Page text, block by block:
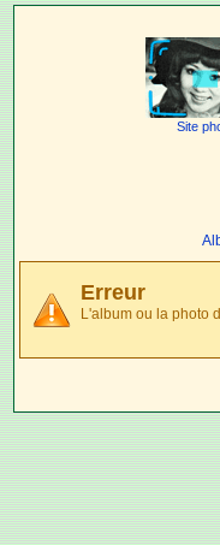
Site
Erreur
L'album ou la photo